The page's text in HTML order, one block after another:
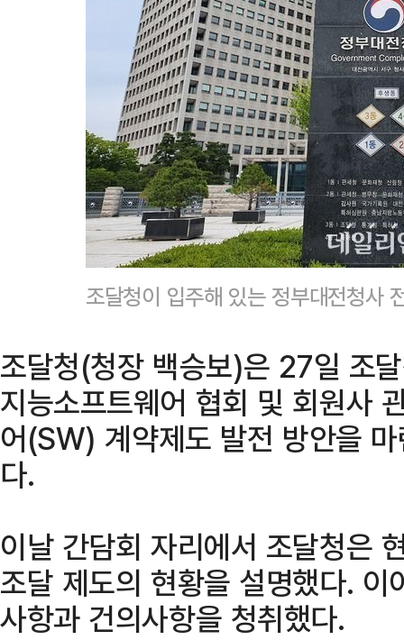
조달청이 입주해 있는 정부대전청
조달청(청장 백승보)은 27일 조
지능소프트웨어 협회 및 회원사
어(SW) 계약제도 발전 방안을
다.
이날 간담회 자리에서 조달청은
조달 제도의 현황을 설명했다.
사항과 건의사항을 청취했다.